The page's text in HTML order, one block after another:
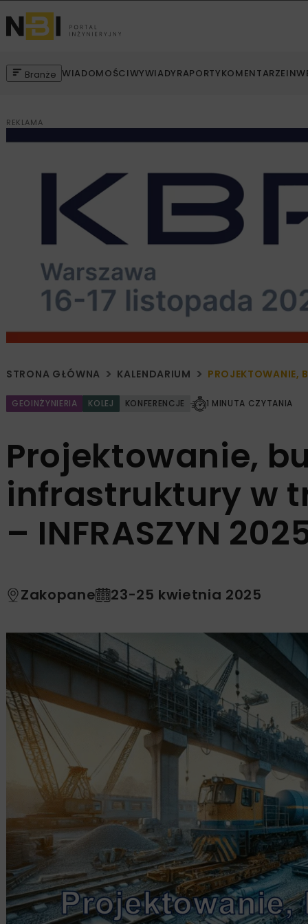
Branże WIADOMOŚCIWYWIADYRAPORTYKOMENTARZE
REKLAMA
STRONA GŁÓWNA KALENDARIUM PROJEKTOWANIE,
GEOINŻYNIERIA KOLEJ KONFERENCJE 1 MINUTA CZYTANIA
Projektowanie,
infrastruktury w
– INFRASZYN
Zakopane 23-25 kwietnia 2025